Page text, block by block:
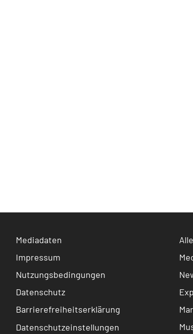
Mediadaten
Impressum
Nutzungsbedingungen
Datenschutz
Barrierefreiheitserklärung
Datenschutzeinstellungen